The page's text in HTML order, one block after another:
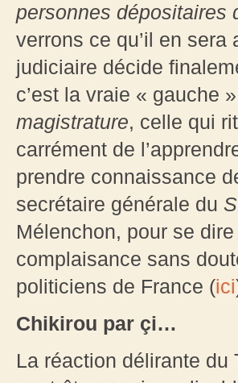
personnes dépositaires
verrons ce qu’il en
judiciaire décide
c’est la vraie « gauche
magistrature, celle qui
carrément de
prendre connaissance
secrétaire générale du
Mélenchon, pour se
complaisance sans
politiciens de France (ici
Chikirou par çi…
La réaction délirante du